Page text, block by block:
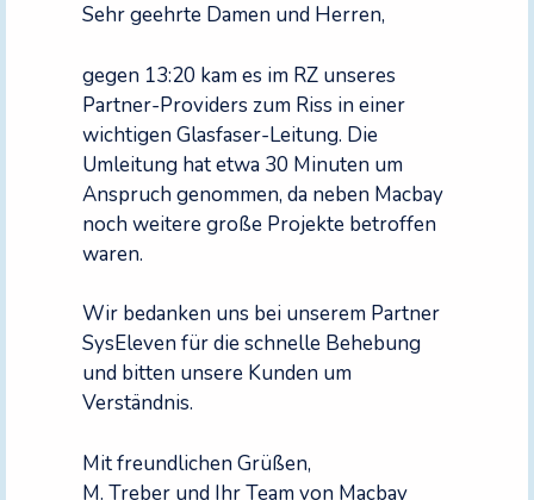
Sehr geehrte Damen und Herren,
gegen 13:20 kam es im RZ unseres
Partner-Providers zum Riss in einer
wichtigen Glasfaser-Leitung. Die
Umleitung hat etwa 30 Minuten um
Anspruch genommen, da neben Macbay
noch weitere große Projekte betroffen
waren.
Wir bedanken uns bei unserem Partner
SysEleven für die schnelle Behebung
und bitten unsere Kunden um
Verständnis.
Mit freundlichen Grüßen,
M. Treber und Ihr Team von Macbay